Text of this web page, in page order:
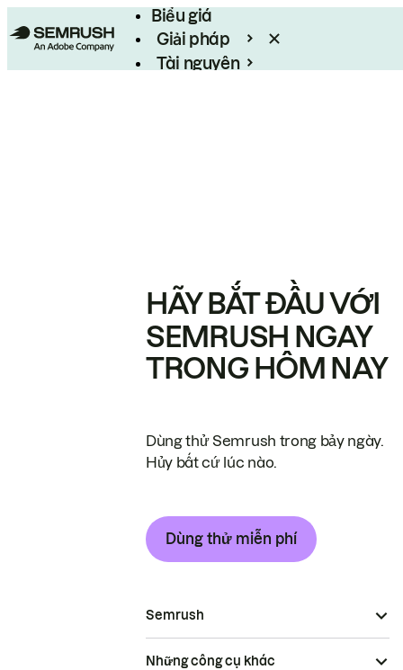
Biểu giá
Giải pháp
Tài nguyên
HÃY BẮT ĐẦU VỚI
SEMRUSH NGAY
TRONG HÔM NAY
Dùng thử Semrush trong bảy ngày.
Hủy bất cứ lúc nào.
Dùng thử miễn phí
Semrush
Những công cụ khác